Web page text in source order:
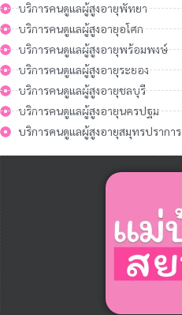
บริการคนดูแลผู้สูงอายุพัทยา
บริการคนดูแลผู้สูงอายุอโศก
บริการคนดูแลผู้สูงอายุพร้อมพงษ์
บริการคนดูแลผู้สูงอายุระยอง
บริการคนดูแลผู้สูงอายุชลบุรี
บริการคนดูแลผู้สูงอายุนครปฐม
บริการคนดูแลผู้สูงอายุสมุทรปราการ